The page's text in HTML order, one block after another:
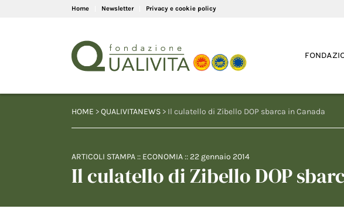
Home Newsletter Privacy e cookie policy
HOME >QUALIVITANEWS > Il culatello di Zibello DOP sbarca in Canada
ARTICOLI STAMPA :: ECONOMIA :: 22 gennaio 2014
Il culatello di Zibello DOP